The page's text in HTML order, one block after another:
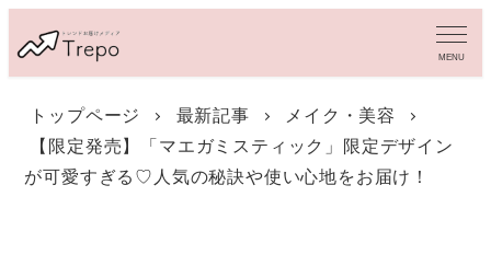
イ
MENU
トップページ 最新記事
メイク・美容
【限定発売】「マエガミスティック」限定デザイン
が可愛すぎる♡人気の秘訣や使い心地をお届け！